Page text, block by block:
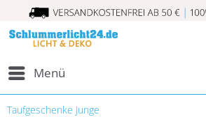
Menü
Taufgeschenke Junge